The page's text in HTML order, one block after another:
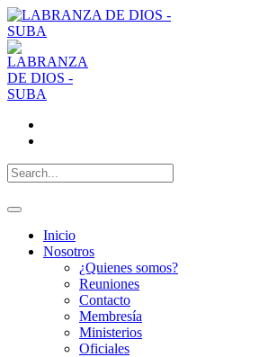
Inicio
Nosotros
¿Quienes somos?
Reuniones
Contacto
Membresía
Ministerios
Oficiales